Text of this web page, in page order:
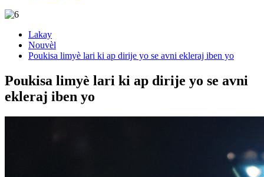
Lakay
Nouvèl
Poukisa limyè lari ki ap dirije yo se avni ekleraj iben yo
Poukisa limyè lari ki ap dirije yo se avni
ekleraj iben yo